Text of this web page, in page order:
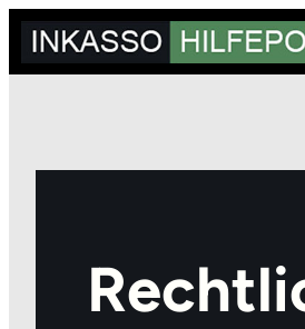
Zum
Inhalt